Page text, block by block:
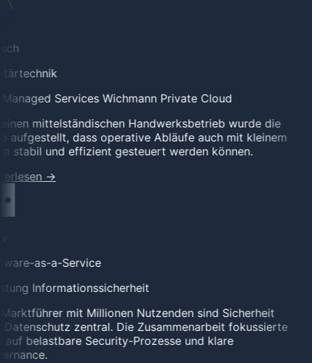
ServicesWichmann Private Cloud
mittelständischen Handwerksbetrieb wurde die
aufgestellt, dass operative Abläufe auch mit kleinem
stabil und effizient gesteuert werden können.
→
as-a-Service
Informationssicherheit
mit Millionen Nutzenden sind Sicherheit
zentral. Die Zusammenarbeit fokussierte
belastbare Security-Prozesse und klare